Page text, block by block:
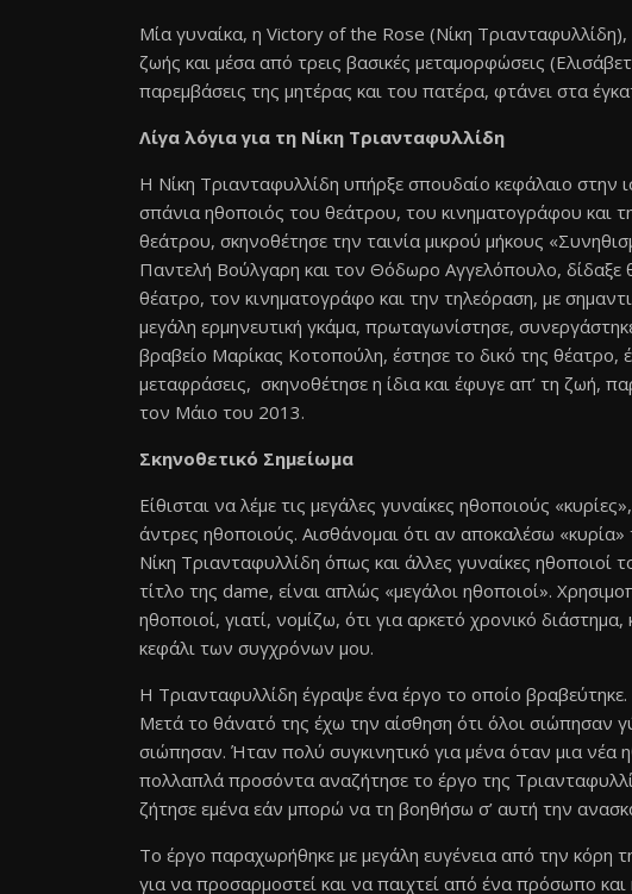
Μία γυναίκα, η Victory of the Rose (Νίκη
ζωής και μέσα από τρεις βασικές μεταμορφώσεις
παρεμβάσεις της μητέρας και του πατέρα, φτάνει στα
Λίγα λόγια για τη Νίκη Τριανταφυλλίδη
Η Νίκη Τριανταφυλλίδη υπήρξε σπουδαίο κεφάλαιο στην
σπάνια ηθοποιός του θεάτρου, του κινηματογράφου και
θεάτρου, σκηνοθέτησε την ταινία μικρού μήκους
Παντελή Βούλγαρη και τον Θόδωρο Αγγελόπουλο, δίδαξε
θέατρο, τον κινηματογράφο και την τηλεόραση, με
μεγάλη ερμηνευτική γκάμα, πρωταγωνίστησε,
βραβείο Μαρίκας Κοτοπούλη, έστησε το δικό της θέατρο,
μεταφράσεις, σκηνοθέτησε η ίδια και έφυγε απ’ τη ζωή,
τον Μάιο του 2013.
Σκηνοθετικό Σημείωμα
Είθισται να λέμε τις μεγάλες γυναίκες ηθοποιούς
άντρες ηθοποιούς. Αισθάνομαι ότι αν αποκαλέσω
Νίκη Τριανταφυλλίδη όπως και άλλες γυναίκες ηθοποιοί
τίτλο της dame, είναι απλώς «μεγάλοι ηθοποιοί».
ηθοποιοί, γιατί, νομίζω, ότι για αρκετό χρονικό
κεφάλι των συγχρόνων μου.
Η Τριανταφυλλίδη έγραψε ένα έργο το οποίο βραβεύτηκε.
Μετά το θάνατό της έχω την αίσθηση ότι όλοι σιώπησαν
σιώπησαν. Ήταν πολύ συγκινητικό για μένα όταν μια νέα
πολλαπλά προσόντα αναζήτησε το έργο της
ζήτησε εμένα εάν μπορώ να τη βοηθήσω σ’ αυτή την
Το έργο παραχωρήθηκε με μεγάλη ευγένεια από την κόρη
για να προσαρμοστεί και να παιχτεί από ένα πρόσωπο